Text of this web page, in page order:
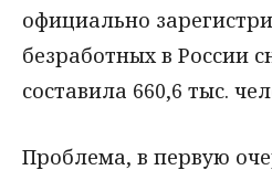
официально
безработных в России
составила 660,6 тыс.
Проблема, в первую